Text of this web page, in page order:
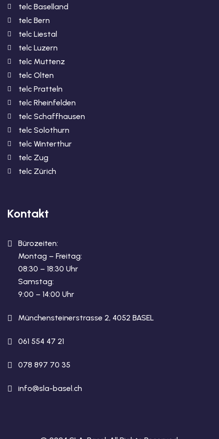
telc Baselland
telc Bern
telc Liestal
telc Luzern
telc Muttenz
telc Olten
telc Pratteln
telc Rheinfelden
telc Schaffhausen
telc Solothurn
telc Winterthur
telc Zug
telc Zürich
Kontakt
Bürozeiten:
Montag – Freitag:
08:30 – 18:30 Uhr
Samstag:
9:00 – 14:00 Uhr
Münchensteinerstrasse 2, 4052 BASEL
061 554 47 21
078 897 70 35
info@sla-basel.ch